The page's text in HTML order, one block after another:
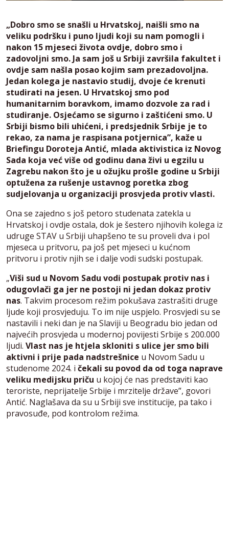
„Dobro smo se snašli u Hrvatskoj, naišli smo na
veliku podršku i puno ljudi koji su nam pomogli i
nakon 15 mjeseci života ovdje, dobro smo i
zadovoljni smo. Ja sam još u Srbiji završila fakultet i
ovdje sam našla posao kojim sam prezadovoljna.
Jedan kolega je nastavio studij, dvoje će krenuti
studirati na jesen. U Hrvatskoj smo pod
humanitarnim boravkom, imamo dozvole za rad i
studiranje. Osjećamo se sigurno i zaštićeni smo. U
Srbiji bismo bili uhićeni, i predsjednik Srbije je to
rekao, za nama je raspisana potjernica”, kaže u
Briefingu Doroteja Antić, mlada aktivistica iz Novog
Sada koja već više od godinu dana živi u egzilu u
Zagrebu nakon što je u ožujku prošle godine u Srbiji
optužena za rušenje ustavnog poretka zbog
sudjelovanja u organizaciji prosvjeda protiv vlasti.
Ona se zajedno s još petoro studenata zatekla u
Hrvatskoj i ovdje ostala, dok je šestero njihovih kolega iz
udruge STAV u Srbiji uhapšeno te su proveli dva i pol
mjeseca u pritvoru, pa još pet mjeseci u kućnom
pritvoru i protiv njih se i dalje vodi sudski postupak.
„Viši sud u Novom Sadu vodi postupak protiv nas i
odugovlači ga jer ne postoji ni jedan dokaz protiv
nas. Takvim procesom režim pokušava zastrašiti druge
ljude koji prosvjeduju. To im nije uspjelo. Prosvjedi su se
nastavili i neki dan je na Slaviji u Beogradu bio jedan od
najvećih prosvjeda u modernoj povijesti Srbije s 200.000
ljudi. Vlast nas je htjela skloniti s ulice jer smo bili
aktivni i prije pada nadstrešnice u Novom Sadu u
studenome 2024. i čekali su povod da od toga naprave
veliku medijsku priču u kojoj će nas predstaviti kao
teroriste, neprijatelje Srbije i mrzitelje države”, govori
Antić. Naglašava da su u Srbiji sve institucije, pa tako i
pravosuđe, pod kontrolom režima.